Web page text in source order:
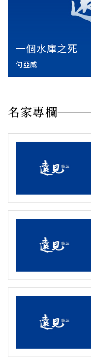
一個水庫之死
何亞威
名家專欄